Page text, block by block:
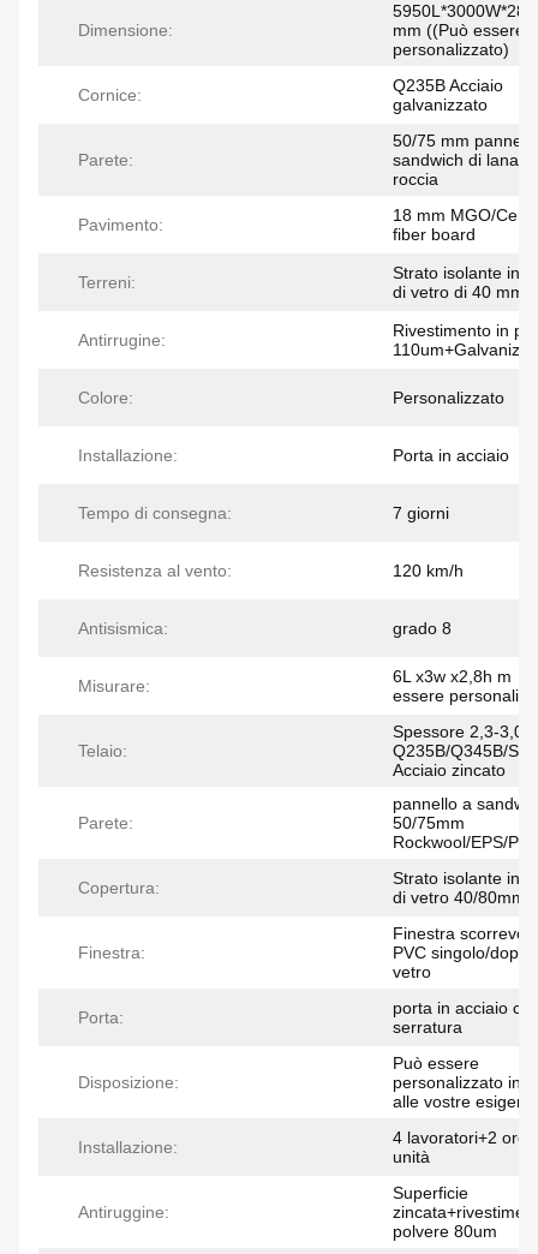
Dimensione:
mm ((Può essere
personalizzato)
Cornice:
Q235B Acciaio
galvanizzato
Parete:
50/75 mm pannello
sandwich di lana di
roccia
Pavimento:
18 mm MGO/
fiber board
Terreni:
Strato isolante in
di vetro di 40 mm
Antirrugine:
Rivestimento in
Colore: Personalizzato
Installazione: Porta in acciaio
Tempo di consegna: 7 giorni
Resistenza al vento: 120 km/h
Antisismica: grado 8
Misurare:
6L x3w x2,8h m （
essere
Telaio:
Spessore 2,3-3,0
Q235B/Q345B/
Acciaio zincato
Parete:
pannello a
50/75mm
Rockwool/EPS/PU
Copertura:
Strato isolante in
di vetro 40/80mm
Finestra:
Finestra
PVC singolo/
vetro
Porta:
porta in acciaio
serratura
Disposizione:
Può essere
personalizzato in
alle vostre
Installazione:
4 lavoratori+2
unità
Antiruggine:
Superficie
polvere 80um